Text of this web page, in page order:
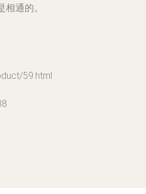
通的。
59.html